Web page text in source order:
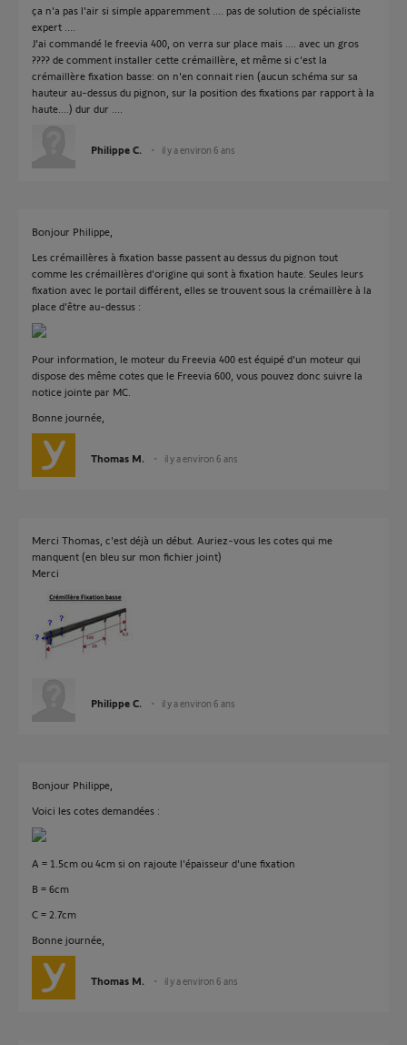
ça n'a pas l'air si simple apparemment .... pas de solution de spécialiste
expert ....
J'ai commandé le freevia 400, on verra sur place mais .... avec un gros
???? de comment installer cette crémaillère, et même si c'est la
crémaillère fixation basse: on n'en connait rien (aucun schéma sur sa
hauteur au-dessus du pignon, sur la position des fixations par rapport à la
haute....) dur dur ....
Philippe C. il y a environ 6 ans
Bonjour Philippe,
Les crémaillères à fixation basse passent au dessus du pignon tout
comme les crémaillères d'origine qui sont à fixation haute. Seules leurs
fixation avec le portail différent, elles se trouvent sous la crémaillère à la
place d'être au-dessus :
Pour information, le moteur du Freevia 400 est équipé d'un moteur qui
dispose des même cotes que le Freevia 600, vous pouvez donc suivre la
notice jointe par MC.
Bonne journée,
Thomas M. il y a environ 6 ans
Merci Thomas, c'est déjà un début. Auriez-vous les cotes qui me
manquent (en bleu sur mon fichier joint)
Merci
Philippe C. il y a environ 6 ans
Bonjour Philippe,
Voici les cotes demandées :
A = 1.5cm ou 4cm si on rajoute l'épaisseur d'une fixation
B = 6cm
C = 2.7cm
Bonne journée,
Thomas M. il y a environ 6 ans